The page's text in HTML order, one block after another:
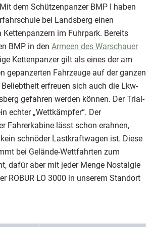
dem Schützenpanzer BMP I haben
bei Landsberg einen
Kettenpanzern im Fuhrpark. Bereits
BMP in den Armeen des Warschauer
Kettenpanzer gilt als eines der am
gepanzerten Fahrzeuge auf der ganzen
erfreuen sich auch die Lkw-
gefahren werden können. Der Trial-
echter „Wettkämpfer“. Der
Fahrerkabine lässt schon erahnen,
schnöder Lastkraftwagen ist. Diese
bei Gelände-Wettfahrten zum
dafür aber mit jeder Menge Nostalgie
ROBUR LO 3000 in unserem Standort